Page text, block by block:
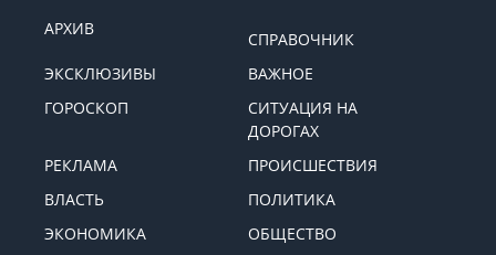
АРХИВ
СПРАВОЧНИК
ЭКСКЛЮЗИВЫ
ВАЖНОЕ
ГОРОСКОП
СИТУАЦИЯ НА
ДОРОГАХ
РЕКЛАМА
ПРОИСШЕСТВИЯ
ВЛАСТЬ
ПОЛИТИКА
ЭКОНОМИКА
ОБЩЕСТВО